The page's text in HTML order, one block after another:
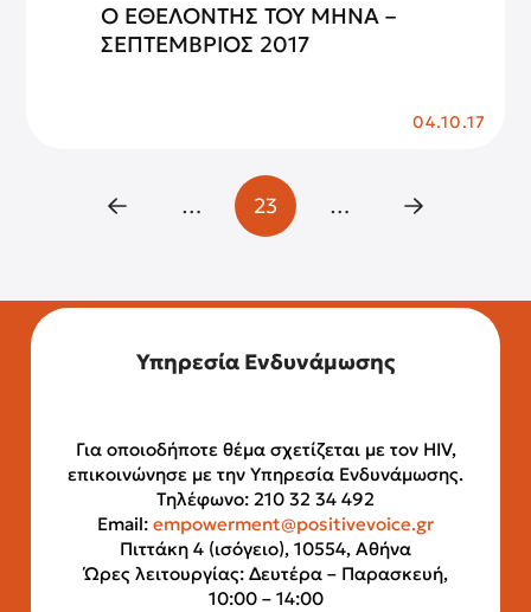
Ο ΕΘΕΛΟΝΤΗΣ ΤΟΥ ΜΗΝΑ –
ΣΕΠΤΕΜΒΡΙΟΣ 2017
04.10.17
Prev … 23 … Next
Υπηρεσία Ενδυνάμωσης
Για οποιοδήποτε θέμα σχετίζεται με τον HIV,
επικοινώνησε με την Υπηρεσία Ενδυνάμωσης.
Τηλέφωνο: 210 32 34 492
Email: empowerment@positivevoice.gr
Πιττάκη 4 (ισόγειο), 10554, Αθήνα
Ώρες λειτουργίας: Δευτέρα – Παρασκευή,
10:00 – 14:00